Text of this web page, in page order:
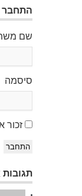
התחבר
שם
סיסמה
זכור
התחבר
תגובות